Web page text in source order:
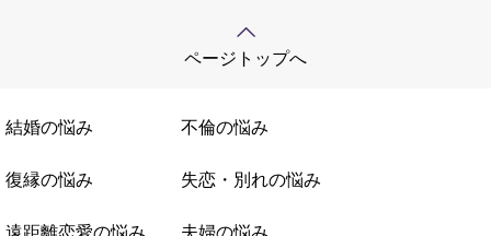
ページトップへ
結婚の悩み 不倫の悩み
復縁の悩み 失恋・別れの悩み
遠距離恋愛の悩み 夫婦の悩み